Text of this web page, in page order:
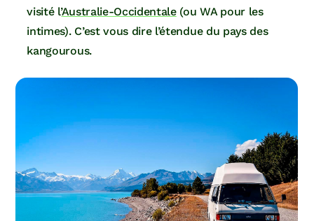
visité l’Australie-Occidentale(ou WA pour les
intimes). C’est vous dire l’étendue du pays des
kangourous.